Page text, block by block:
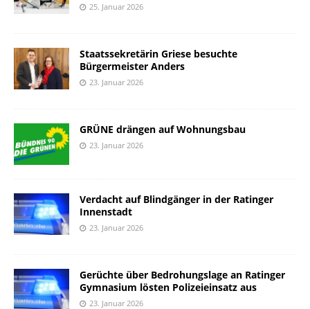
25. Januar 2026
Staatssekretärin Griese besuchte
Bürgermeister Anders
23. Januar 2026
GRÜNE drängen auf Wohnungsbau
23. Januar 2026
Verdacht auf Blindgänger in der Ratinger
Innenstadt
23. Januar 2026
Gerüchte über Bedrohungslage an Ratinger
Gymnasium lösten Polizeieinsatz aus
23. Januar 2026